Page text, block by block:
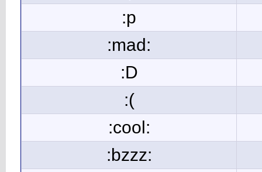
:p
:mad:
:D
:(
:cool:
:bzzz: